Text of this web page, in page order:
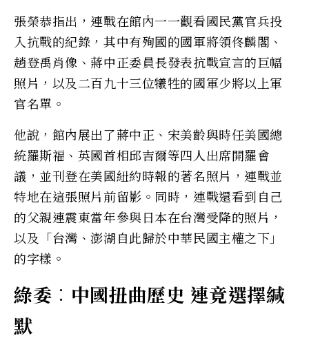
張榮恭指出，連戰在館內一一觀看國民黨官兵投
入抗戰的紀錄，其中有殉國的國軍將領佟麟閣、
趙登禹肖像、蔣中正委員長發表抗戰宣言的巨幅
照片，以及二百九十三位犧牲的國軍少將以上軍
官名單。
他說，館內展出了蔣中正、宋美齡與時任美國總
統羅斯福、英國首相邱吉爾等四人出席開羅會
議，並刊登在美國紐約時報的著名照片，連戰並
特地在這張照片前留影。同時，連戰還看到自己
的父親連震東當年參與日本在台灣受降的照片，
以及「台灣、澎湖自此歸於中華民國主權之下」
的字樣。
綠委︰中國扭曲歷史 連竟選擇緘
默